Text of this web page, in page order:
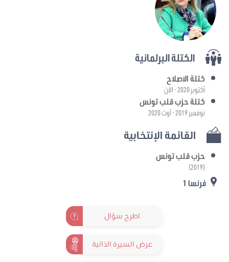
الكتلة البرلمانية
كتلة الاصلاح
أكتوبر 2020 - الآن
كتلة حزب قلب تونس
نوفمبر 2019 - أوت 2020
القائمة الإنتخابية
حزب قلب تونس
(2019)
فرنسا 1
اطرح سؤال
عرض السيرة الذاتية